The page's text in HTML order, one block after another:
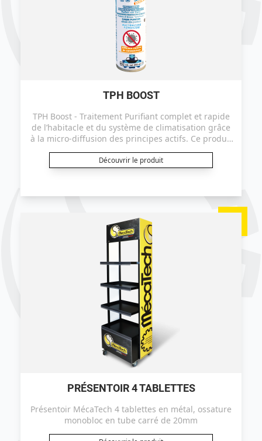
TPH BOOST
TPH Boost - Traitement Purifiant complet et rapide
de l’habitacle et du système de climatisation grâce
à la micro-diffusion des principes actifs. Ce produit
le protocole EN14476+A2).
Découvrir le produit
PRÉSENTOIR 4 TABLETTES
Présentoir MécaTech 4 tablettes en métal, ossature
monobloc en tube carré de 20mm